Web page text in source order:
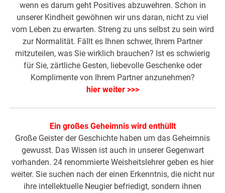
wenn es darum geht Positives abzuwehren. Schon in
unserer Kindheit gewöhnen wir uns daran, nicht zu viel
vom Leben zu erwarten. Streng zu uns selbst zu sein wird
zur Normalität. Fällt es Ihnen schwer, Ihrem Partner
mitzuteilen, was Sie wirklich brauchen? Ist es schwierig
für Sie, zärtliche Gesten, liebevolle Geschenke oder
Komplimente von Ihrem Partner anzunehmen?
hier weiter >>>
Ein großes Geheimnis wird enthüllt
Große Geister der Geschichte haben um das Geheimnis
gewusst. Das Wissen ist auch in unserer Gegenwart
vorhanden. 24 renommierte Weisheitslehrer geben es hier
weiter. Sie suchen nach der einen Erkenntnis, die nicht nur
ihre intellektuelle Neugier befriedigt, sondern ihnen